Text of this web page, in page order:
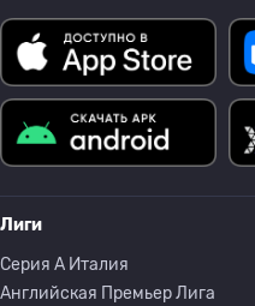
Лиги
Серия A Италия
Английская Премьер Лига